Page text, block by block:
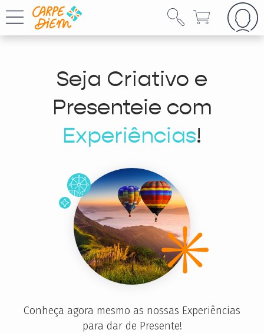
Seja Criativo e
Presenteie com
Experiências!
Conheça agora mesmo as nossas Experiências
para dar de Presente!